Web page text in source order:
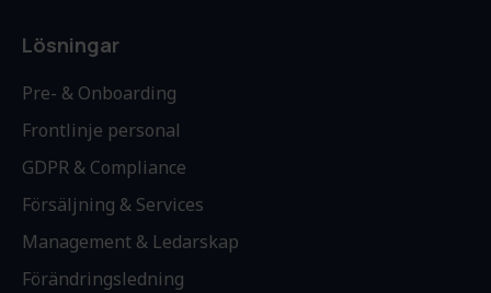
Lösningar
Pre- & Onboarding
Frontlinje personal
GDPR & Compliance
Försäljning & Services
Management & Ledarskap
Förändringsledning